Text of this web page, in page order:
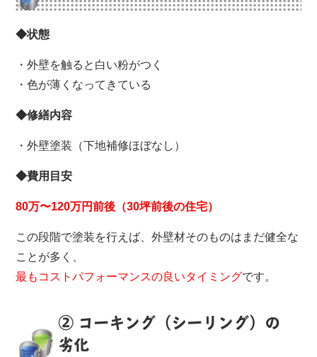
◆状態
・外壁を触ると白い粉がつく
・色が薄くなってきている
◆修繕内容
・外壁塗装（下地補修ほぼなし）
◆費用目安
80万〜120万円前後（30坪前後の住宅）
この段階で塗装を行えば、外壁材そのものはまだ健全な
ことが多く、
最もコストパフォーマンスの良いタイミングです。
② コーキング（シーリング）の
劣化